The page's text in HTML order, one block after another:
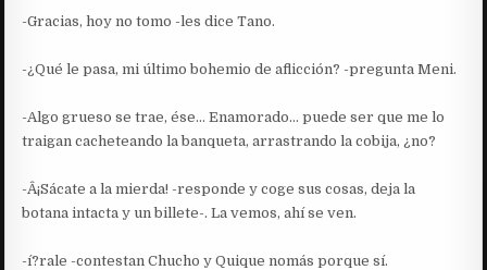
-Gracias, hoy no tomo -les dice Tano.
-¿Qué le pasa, mi último bohemio de aflicción? -pregunta Meni.
-Algo grueso se trae, ése… Enamorado… puede ser que me lo
traigan cacheteando la banqueta, arrastrando la cobija, ¿no?
-Â¡Sácate a la mierda! -responde y coge sus cosas, deja la
botana intacta y un billete-. La vemos, ahí se ven.
-í?rale -contestan Chucho y Quique nomás porque sí.